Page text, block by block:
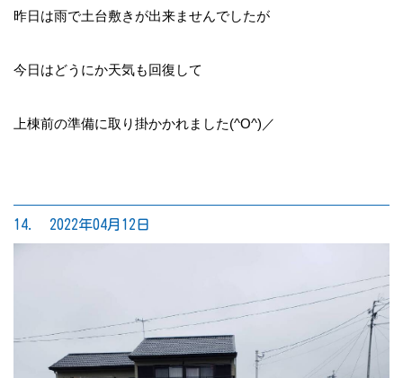
昨日は雨で土台敷きが出来ませんでしたが
今日はどうにか天気も回復して
上棟前の準備に取り掛かかれました(^O^)／
14. 2022年04月12日